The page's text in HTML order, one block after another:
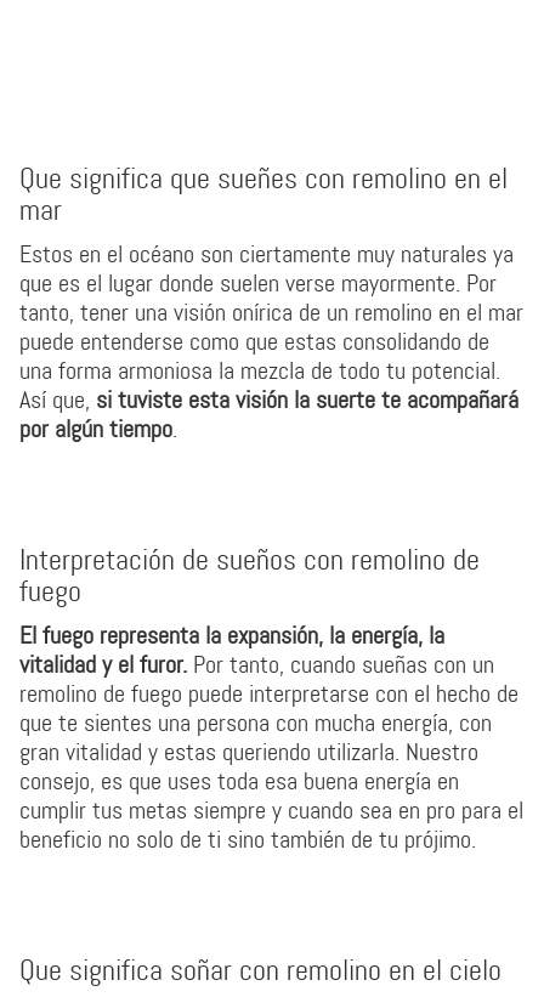
Que significa que sueñes con remolino en el
mar
Estos en el océano son ciertamente muy naturales ya
que es el lugar donde suelen verse mayormente. Por
tanto, tener una visión onírica de un remolino en el mar
puede entenderse como que estas consolidando de
una forma armoniosa la mezcla de todo tu potencial.
Así que, si tuviste esta visión la suerte te acompañará
por algún tiempo.
Interpretación de sueños con remolino de
fuego
El fuego representa la expansión, la energía, la
vitalidad y el furor. Por tanto, cuando sueñas con un
remolino de fuego puede interpretarse con el hecho de
que te sientes una persona con mucha energía, con
gran vitalidad y estas queriendo utilizarla. Nuestro
consejo, es que uses toda esa buena energía en
cumplir tus metas siempre y cuando sea en pro para el
beneficio no solo de ti sino también de tu prójimo.
Que significa soñar con remolino en el cielo